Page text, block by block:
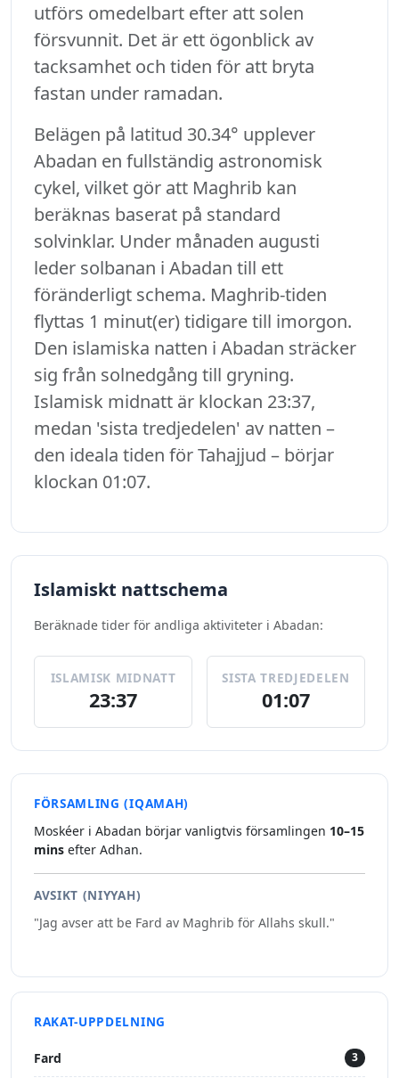
utförs omedelbart efter att solen
försvunnit. Det är ett ögonblick av
tacksamhet och tiden för att bryta
fastan under ramadan.
Belägen på latitud 30.34° upplever
Abadan en fullständig astronomisk
cykel, vilket gör att Maghrib kan
beräknas baserat på standard
solvinklar. Under månaden augusti
leder solbanan i Abadan till ett
föränderligt schema. Maghrib-tiden
flyttas 1 minut(er) tidigare till imorgon.
Den islamiska natten i Abadan sträcker
sig från solnedgång till gryning.
Islamisk midnatt är klockan 23:37,
medan 'sista tredjedelen' av natten –
den ideala tiden för Tahajjud – börjar
klockan 01:07.
Islamiskt nattschema
Beräknade tider för andliga aktiviteter i Abadan:
ISLAMISK MIDNATT
23:37
SISTA TREDJEDELEN
01:07
FÖRSAMLING (IQAMAH)
Moskéer i Abadan börjar vanligtvis församlingen 10–15
mins efter Adhan.
AVSIKT (NIYYAH)
"Jag avser att be Fard av Maghrib för Allahs skull."
RAKAT-UPPDELNING
Fard 3